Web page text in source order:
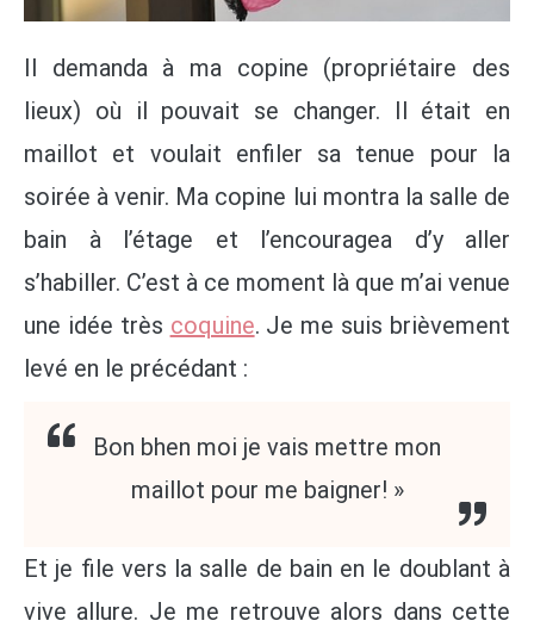
Il demanda à ma copine (propriétaire des
lieux) où il pouvait se changer. Il était en
maillot et voulait enfiler sa tenue pour la
soirée à venir. Ma copine lui montra la salle de
bain à l’étage et l’encouragea d’y aller
s’habiller. C’est à ce moment là que m’ai venue
une idée très coquine. Je me suis brièvement
levé en le précédant :
Bon bhen moi je vais mettre mon
maillot pour me baigner! »
Et je file vers la salle de bain en le doublant à
vive allure. Je me retrouve alors dans cette